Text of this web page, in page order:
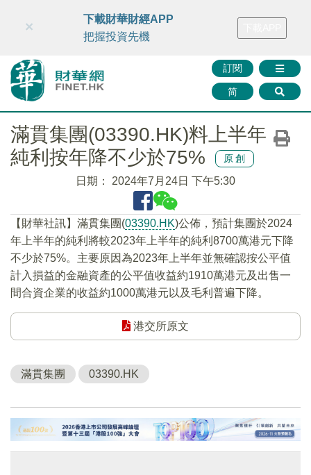
財華智庫網 FINTV FINMETA 財華證券 媒體矩陣
訂閱
简
×
下載財華財經APP
把握投資先機
滿貫集團(03390.HK)料上半年
純利按年降不少於75%
原創
日期： 2024年7月24日 下午5:30
【財華社訊】滿貫集團(03390.HK)公佈，預計集團於2024
年上半年的純利將較2023年上半年的純利8700萬港元下降
不少於75%。主要原因為2023年上半年並無確認按公平值
計入損益的金融資產的公平值收益約1910萬港元及出售一
間合資企業的收益約1000萬港元以及毛利普遍下降。
港交所原文
滿貫集團 03390.HK